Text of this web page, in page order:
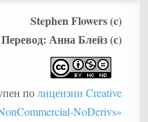
Stephen Flowers (c)
Перевод: Анна Блейз (с)
полицензии Creative
NoDerivs»